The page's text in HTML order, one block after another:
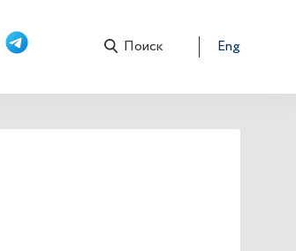
Поиск Eng